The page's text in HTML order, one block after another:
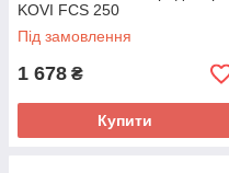
KOVI FCS 250
Під замовлення
1 678 ₴
Купити